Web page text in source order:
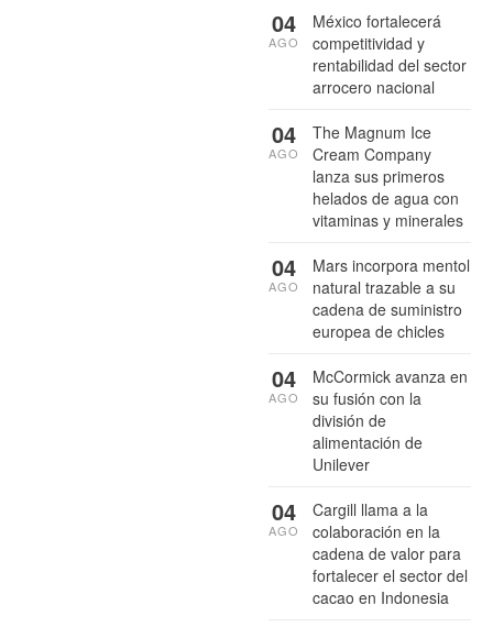
México fortalecerá
competitividad y
rentabilidad del sector
arrocero nacional
04
AGO
The Magnum Ice
Cream Company
lanza sus primeros
helados de agua con
vitaminas y minerales
04
AGO
Mars incorpora mentol
natural trazable a su
cadena de suministro
europea de chicles
04
AGO
McCormick avanza en
su fusión con la
división de
alimentación de
Unilever
04
AGO
Cargill llama a la
colaboración en la
cadena de valor para
fortalecer el sector del
cacao en Indonesia
04
AGO